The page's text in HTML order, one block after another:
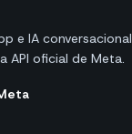
e IA conversacional
API oficial de Meta.